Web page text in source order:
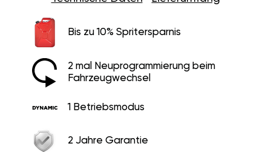
Bis zu 10% Spritersparnis
2 mal Neuprogrammierung beim
Fahrzeugwechsel
1 Betriebsmodus
2 Jahre Garantie